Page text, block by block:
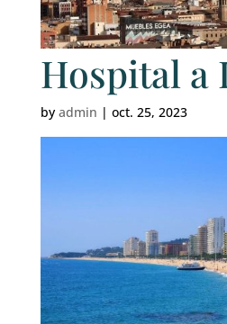
Hospital a
by admin | oct. 25, 2023